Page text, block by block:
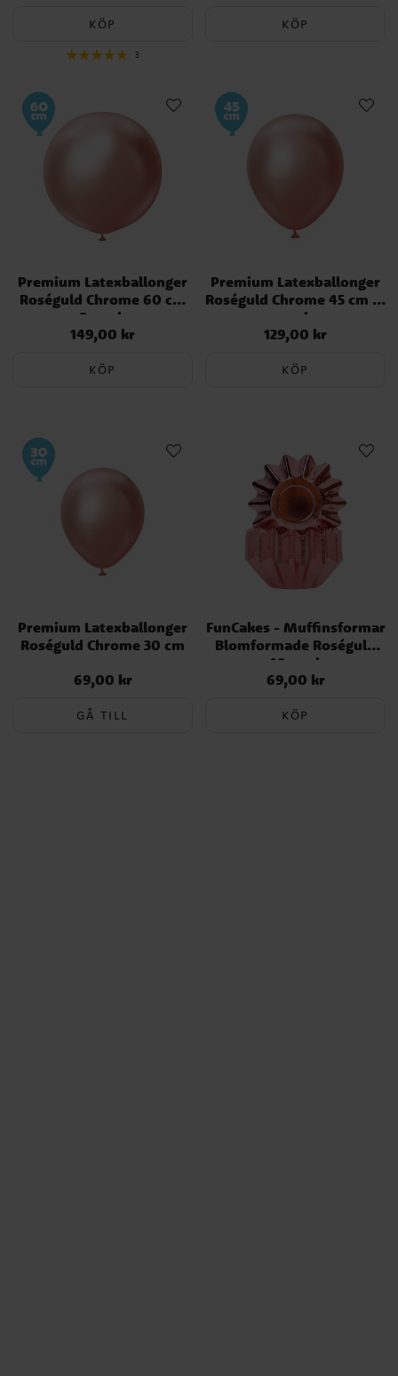
KÖP
3
KÖP
Premium Latexballonger
Roséguld Chrome 60 cm
2-pack
Pris:149,00 kr
149,00 kr
KÖP
Premium Latexballonger
Roséguld Chrome 45 cm 5-
pack
Pris:129,00 kr
129,00 kr
KÖP
Premium Latexballonger
Roséguld Chrome 30 cm
Pris:69,00 kr
69,00 kr
GÅ TILL
FunCakes - Muffinsformar
Blomformade Roséguld
48-pack
Pris:69,00 kr
69,00 kr
KÖP